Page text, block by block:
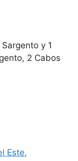
y 1
2 Cabos
Este,